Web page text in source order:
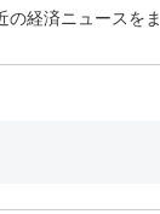
の経済ニュースをま